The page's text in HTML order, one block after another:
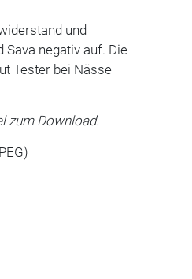
und
negativ auf. Die
Tester bei Nässe
zum Download.